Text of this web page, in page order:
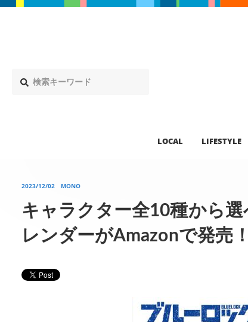
LOCAL LIFESTYLE
2023/12/02 MONO
キャラクター全10種から
レンダーがAmazonで発売！